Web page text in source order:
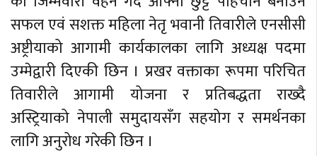
सफल एवं सशक्त महिला नेतृ भवानी तिवारीले एनसीसी
अष्ट्रीयाको आगामी कार्यकालका लागि अध्यक्ष पदमा
उम्मेद्वारी दिएकी छिन । प्रखर वक्ताका रूपमा परिचित
तिवारीले आगामी योजना र प्रतिबद्धता राख्दै
अस्ट्रियाको नेपाली समुदायसँग सहयोग र समर्थनका
लागि अनुरोध गरेकी छिन ।